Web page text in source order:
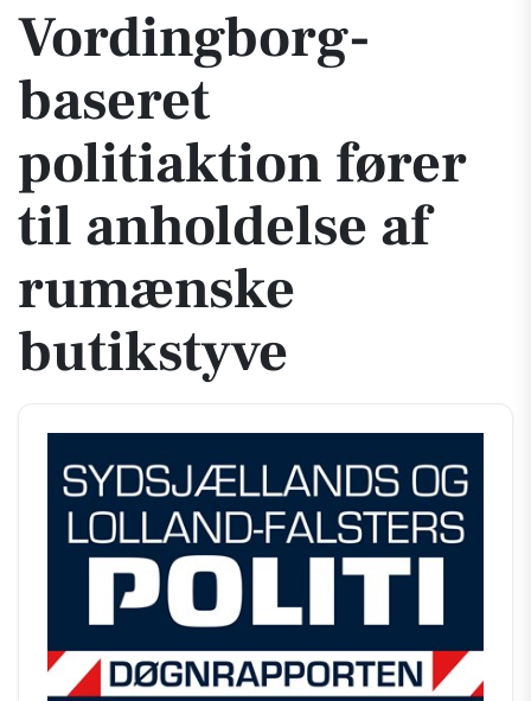
Vordingborg-
baseret
politiaktion fører
til anholdelse af
rumænske
butikstyve